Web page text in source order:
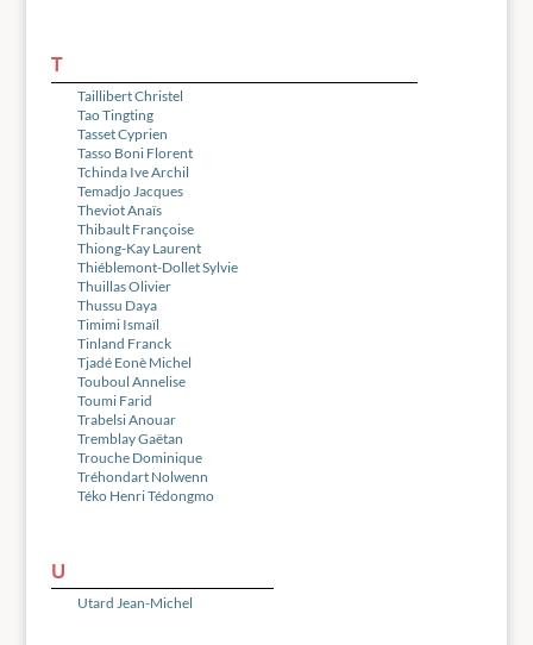
T
Taillibert Christel
Tao Tingting
Tasset Cyprien
Tasso Boni Florent
Tchinda Ive Archil
Temadjo Jacques
Theviot Anaïs
Thibault Françoise
Thiong-Kay Laurent
Thiéblemont-Dollet Sylvie
Thuillas Olivier
Thussu Daya
Timimi Ismaïl
Tinland Franck
Tjadé Eonè Michel
Touboul Annelise
Toumi Farid
Trabelsi Anouar
Tremblay Gaëtan
Trouche Dominique
Tréhondart Nolwenn
Téko Henri Tédongmo
U
Utard Jean-Michel